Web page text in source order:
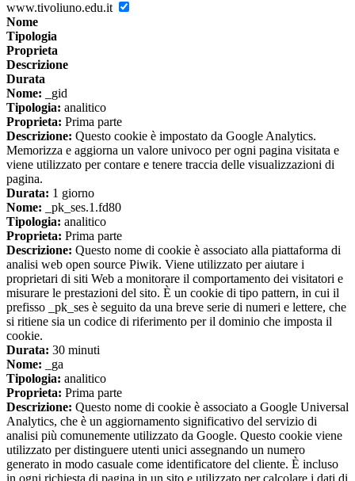
www.tivoliuno.edu.it
Nome
Tipologia
Proprieta
Descrizione
Durata
Nome: _gid
Tipologia: analitico
Proprieta: Prima parte
Descrizione: Questo cookie è impostato da Google Analytics.
Memorizza e aggiorna un valore univoco per ogni pagina visitata e
viene utilizzato per contare e tenere traccia delle visualizzazioni di
pagina.
Durata: 1 giorno
Nome: _pk_ses.1.fd80
Tipologia: analitico
Proprieta: Prima parte
Descrizione: Questo nome di cookie è associato alla piattaforma di
analisi web open source Piwik. Viene utilizzato per aiutare i
proprietari di siti Web a monitorare il comportamento dei visitatori e
misurare le prestazioni del sito. È un cookie di tipo pattern, in cui il
prefisso _pk_ses è seguito da una breve serie di numeri e lettere, che
si ritiene sia un codice di riferimento per il dominio che imposta il
cookie.
Durata: 30 minuti
Nome: _ga
Tipologia: analitico
Proprieta: Prima parte
Descrizione: Questo nome di cookie è associato a Google Universal
Analytics, che è un aggiornamento significativo del servizio di
analisi più comunemente utilizzato da Google. Questo cookie viene
utilizzato per distinguere utenti unici assegnando un numero
generato in modo casuale come identificatore del cliente. È incluso